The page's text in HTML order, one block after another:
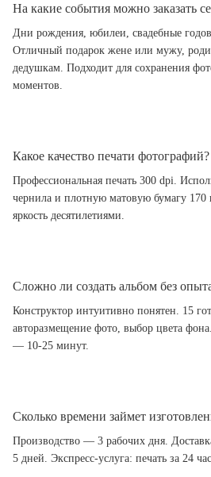
На какие события можно заказать
Дни рождения, юбилеи, свадебные
Отличный подарок жене или мужу,
дедушкам. Подходит для сохранения
моментов.
Какое качество печати фотографий?
Профессиональная печать 300 dpi.
чернила и плотную матовую бумагу 170
яркость десятилетиями.
Сложно ли создать альбом без
Конструктор интуитивно понятен. 15
авторазмещение фото, выбор цвета
— 10-25 минут.
Сколько времени займет
Производство — 3 рабочих дня.
5 дней. Экспресс-услуга: печать за 24